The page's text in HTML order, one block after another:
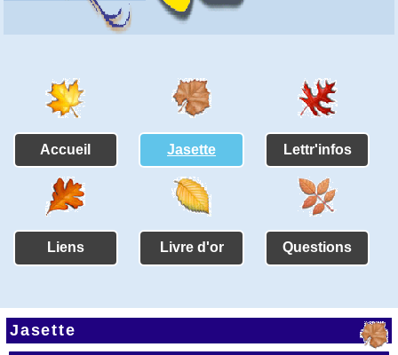
Accueil Jasette Lettr'infos
Liens Livre d'or Questions
Jasette